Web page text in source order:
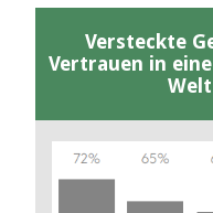
Versteckte
Vertrauen in
Welt